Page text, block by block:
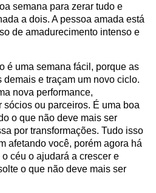
semana para zerar tudo e
a dois. A pessoa amada está
de amadurecimento intenso e
é uma semana fácil, porque as
e traçam um novo ciclo.
nova performance,
sócios ou parceiros. É uma boa
o que não deve mais ser
por transformações. Tudo isso
afetando você, porém agora há
céu o ajudará a crescer e
o que não deve mais ser